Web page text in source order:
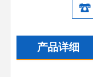
产品详细